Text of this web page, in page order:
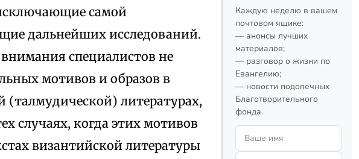
самой
дальнейших исследований.
специалистов не
мотивов и образов в
(талмудической) литературах,
случаях, когда этих мотивов
византийской литературы
Каждую неделю в вашем
почтовом ящике:
— анонсы лучших
материалов;
— разговор о жизни по
Евангелию;
— новости подопечных
Благотворительного
фонда.